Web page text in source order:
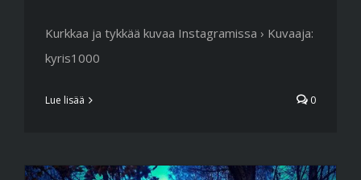
Kurkkaa ja tykkää kuvaa Instagramissa › Kuvaaja:
kyris1000
Lue lisää 0